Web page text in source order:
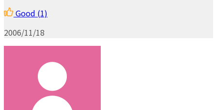
Good (1)
2006/11/18